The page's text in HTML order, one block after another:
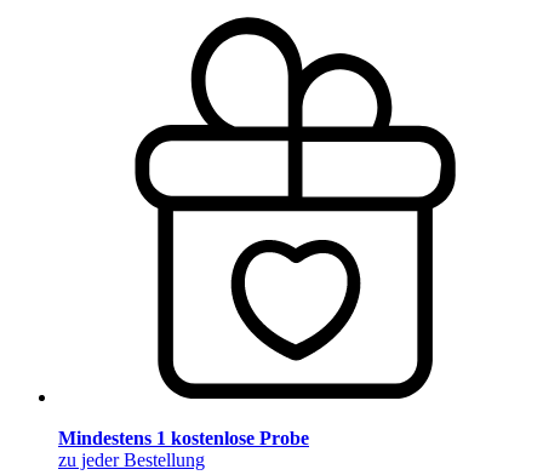
Mindestens 1 kostenlose Probe
zu jeder Bestellung